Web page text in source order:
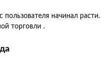
пользователя начинал расти.
торговли .